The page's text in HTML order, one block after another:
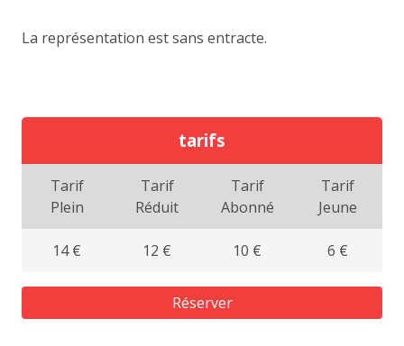
tarifs
Tarif
Plein
Tarif
Réduit
Tarif
Abonné
Tarif
Jeune
14 € 12 € 10 € 6 €
Réserver
La représentation est sans entracte.